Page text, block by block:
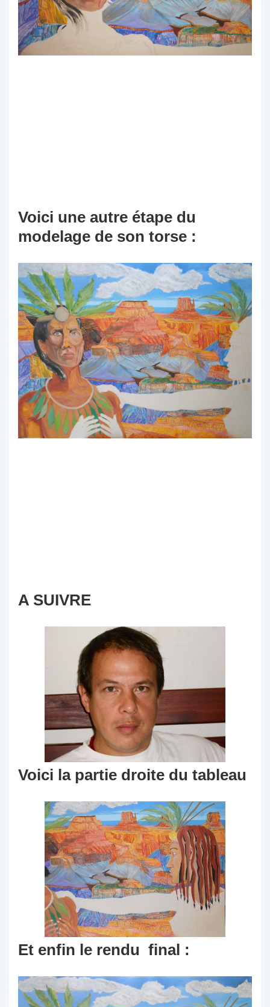
Voici une autre étape du
modelage de son torse :
A SUIVRE
Voici la partie droite du tableau
Et enfin le rendu final :